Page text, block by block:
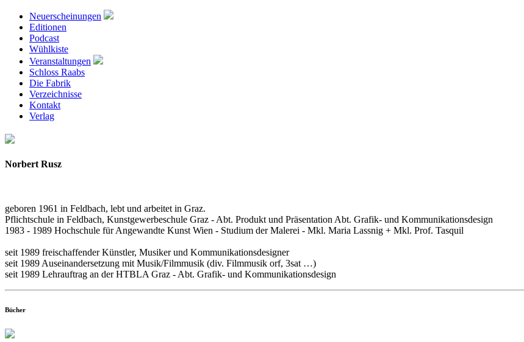
Neuerscheinungen
Editionen
Podcast
Wühlkiste
Veranstaltungen
Schloss Raabs
Die Fabrik
Verzeichnisse
Kontakt
Verlag
Norbert Rusz
geboren 1961 in Feldbach, lebt und arbeitet in Graz.
Pflichtschule in Feldbach, Kunstgewerbeschule Graz - Abt. Produkt und Präsentation Abt. Grafik- und Kommunikationsdesign
1983 - 1989 Hochschule für Angewandte Kunst Wien - Studium der Malerei - Mkl. Maria Lassnig + Mkl. Prof. Tasquil
seit 1989 freischaffender Künstler, Musiker und Kommunikationsdesigner
seit 1989 Auseinandersetzung mit Musik/Filmmusik (div. Filmmusik orf, 3sat …)
seit 1989 Lehrauftrag an der HTBLA Graz - Abt. Grafik- und Kommunikationsdesign
Bücher